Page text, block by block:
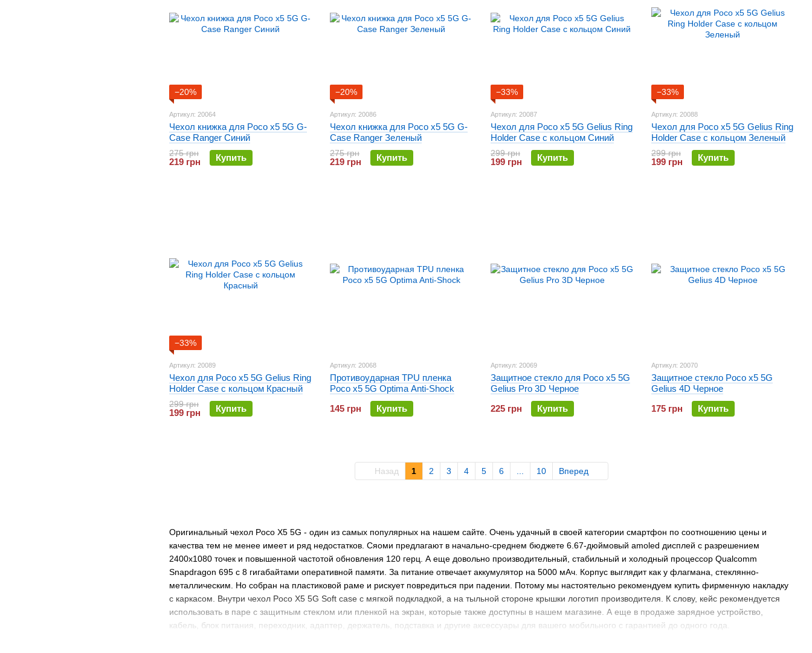
Оригинальный чехол Poco X5 5G - один из самых популярных на нашем сайте. Очень удачный в своей категории смартфон по соотношению цены и
качества тем не менее имеет и ряд недостатков. Сяоми предлагают в начально-среднем бюджете 6.67-дюймовый amoled дисплей с разрешением
2400x1080 точек и повышенной частотой обновления 120 герц. А еще довольно производительный, стабильный и холодный процессор Qualcomm
Snapdragon 695 с 8 гигабайтами оперативной памяти. За питание отвечает аккумулятор на 5000 мАч. Корпус выглядит как у флагмана, стеклянно-
металлическим. Но собран на пластиковой раме и рискует повредиться при падении. Потому мы настоятельно рекомендуем купить фирменную накладку
с каркасом. Внутри чехол Poco X5 5G Soft case с мягкой подкладкой, а на тыльной стороне крышки логотип производителя. К слову, кейс рекомендуется
использовать в паре с защитным стеклом или пленкой на экран, которые также доступны в нашем магазине. А еще в продаже зарядное устройство,
кабель, блок питания, переходник, адаптер, держатель, подставка и другие аксессуары для вашего мобильного с гарантией до одного года.
−20%
Артикул: 20064
Чехол книжка для Poco x5 5G G-
Case Ranger Синий
275 грн
219 грн Купить
−20%
Артикул: 20086
Чехол книжка для Poco x5 5G G-
Case Ranger Зеленый
275 грн
219 грн Купить
−33%
Артикул: 20087
Чехол для Poco x5 5G Gelius Ring
Holder Case с кольцом Синий
299 грн
199 грн Купить
−33%
Артикул: 20088
Чехол для Poco x5 5G Gelius Ring
Holder Case с кольцом Зеленый
299 грн
199 грн Купить
−33%
Артикул: 20089
Чехол для Poco x5 5G Gelius Ring
Holder Case с кольцом Красный
299 грн
199 грн Купить
Артикул: 20068
Противоударная TPU пленка
Poco x5 5G Optima Anti-Shock
145 грн
Купить
Артикул: 20069
Защитное стекло для Poco x5 5G
Gelius Pro 3D Черное
225 грн
Купить
Артикул: 20070
Защитное стекло Poco x5 5G
Gelius 4D Черное
175 грн
Купить
Назад 1 2 3 4 5 6 10 Вперед